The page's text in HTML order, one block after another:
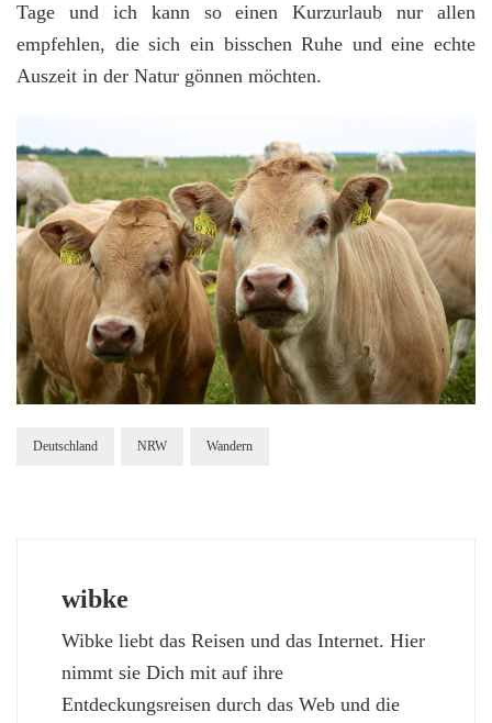
Tage und ich kann so einen Kurzurlaub nur allen
empfehlen, die sich ein bisschen Ruhe und eine echte
Auszeit in der Natur gönnen möchten.
Deutschland NRW Wandern
wibke
Wibke liebt das Reisen und das Internet. Hier
nimmt sie Dich mit auf ihre
Entdeckungsreisen durch das Web und die